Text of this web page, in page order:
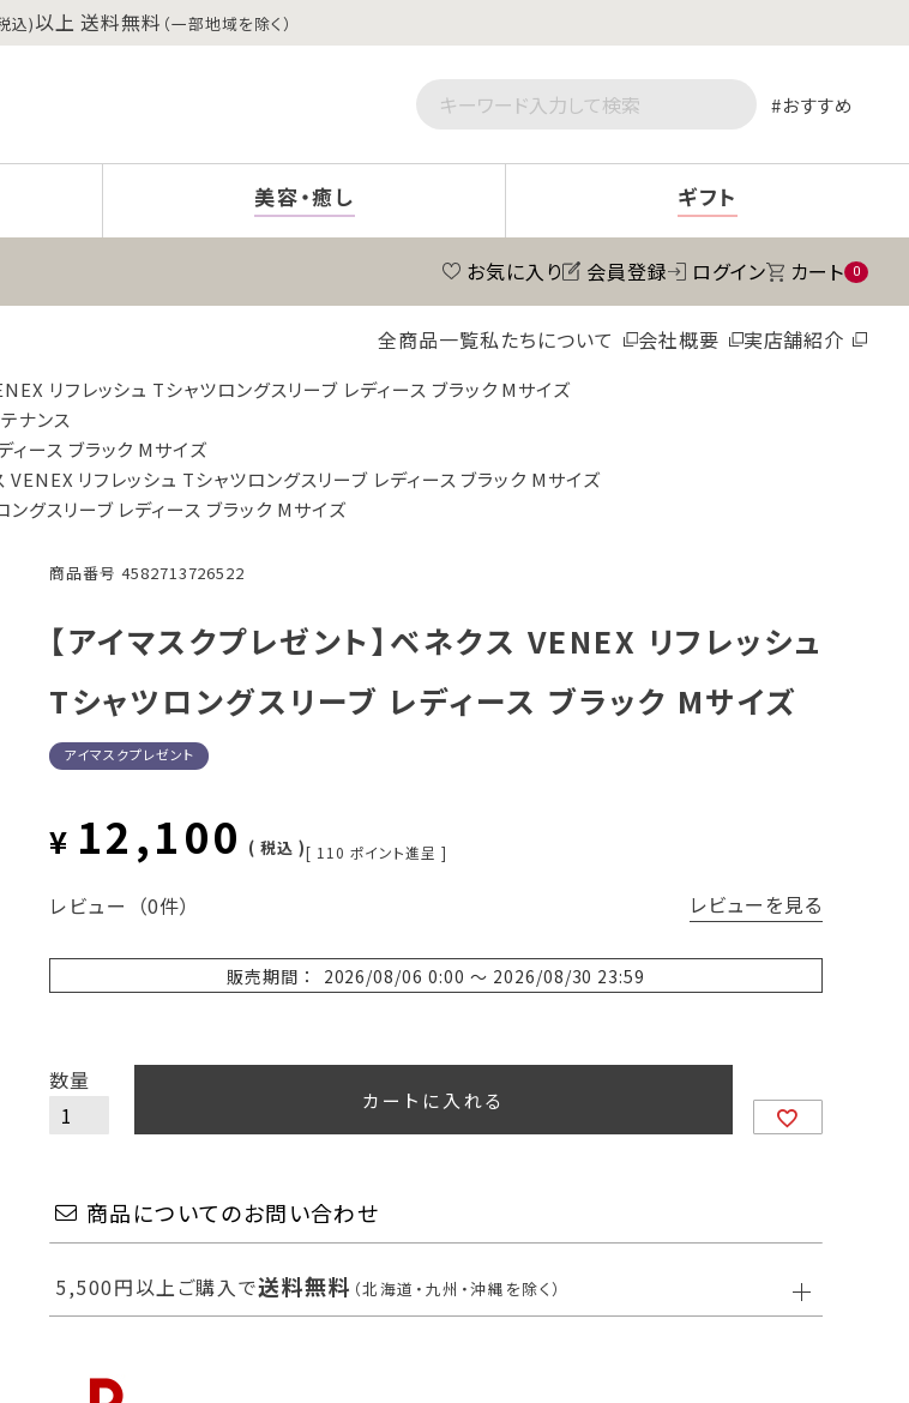
込)以上 送料無料 （一部地域を除く）
おすすめ
美容・癒し ギフト
お気に入り 会員登録 ログイン カート 0
全商品一覧私たちについて 会社概要 実店舗紹介
リフレッシュ Tシャツロングスリーブ レディース ブラック Mサイズ
ナンス
ィース ブラック Mサイズ
VENEX リフレッシュ Tシャツロングスリーブ レディース ブラック Mサイズ
ングスリーブ レディース ブラック Mサイズ
商品番号 4582713726522
【アイマスクプレゼント】ベネクス VENEX リフレッシュ
Tシャツロングスリーブ レディース ブラック Mサイズ
アイマスクプレゼント
¥ 12,100 税込 [ 110 ポイント進呈 ]
レビュー （0件） レビューを見る
販売期間 2026/08/06 0:00 〜 2026/08/30 23:59
カートに入れる
商品についてのお問い合わせ
5,500円以上ご購入で送料無料 （北海道・九州・沖縄を除く）